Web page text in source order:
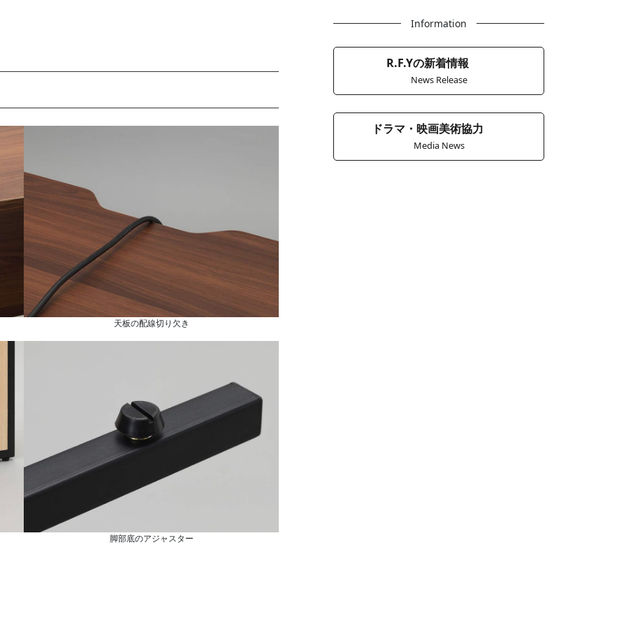
天板の配線切り欠き
脚部底のアジャスター
Information
R.F.Yの新着情報
News Release
ドラマ・映画美術協力
Media News